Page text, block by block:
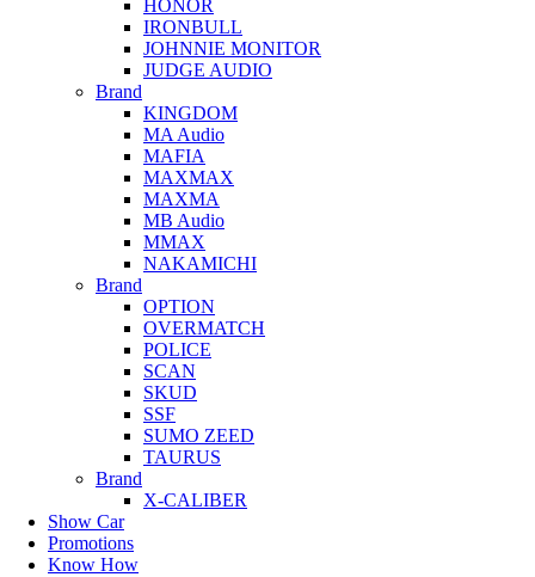
HONOR
IRONBULL
JOHNNIE MONITOR
JUDGE AUDIO
Brand
KINGDOM
MA Audio
MAFIA
MAXMAX
MAXMA
MB Audio
MMAX
NAKAMICHI
Brand
OPTION
OVERMATCH
POLICE
SCAN
SKUD
SSF
SUMO ZEED
TAURUS
Brand
X-CALIBER
Show Car
Promotions
Know How